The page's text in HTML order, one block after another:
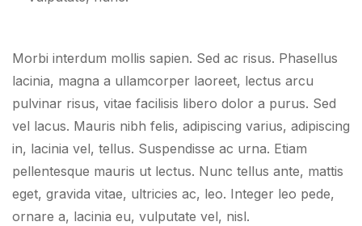
Morbi interdum mollis sapien. Sed ac risus. Phasellus
lacinia, magna a ullamcorper laoreet, lectus arcu
pulvinar risus, vitae facilisis libero dolor a purus. Sed
vel lacus. Mauris nibh felis, adipiscing varius, adipiscing
in, lacinia vel, tellus. Suspendisse ac urna. Etiam
pellentesque mauris ut lectus. Nunc tellus ante, mattis
eget, gravida vitae, ultricies ac, leo. Integer leo pede,
ornare a, lacinia eu, vulputate vel, nisl.